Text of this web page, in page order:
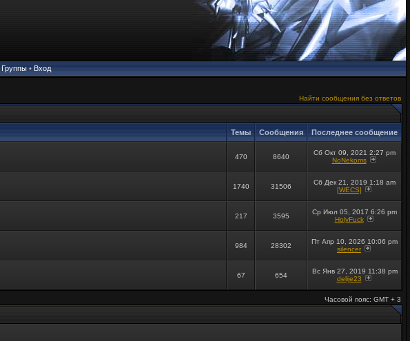
Группы• Вход
Найти сообщения без ответов
Темы Сообщения Последнее сообщение
470 8640
Сб Окт 09, 2021 2:27 pm
NoNekoms
1740 31506
Сб Дек 21, 2019 1:18 am
[WECS]
217 3595
Ср Июл 05, 2017 6:26 pm
HolyFuck
984 28302
Пт Апр 10, 2026 10:06 pm
silencer
67 654
Вс Янв 27, 2019 11:38 pm
delije23
Часовой пояс: GMT + 3